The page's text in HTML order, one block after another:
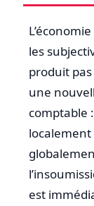
les
produit
une
comptable
localement
est